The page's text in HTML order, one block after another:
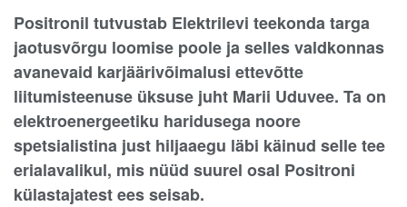
Positronil tutvustab Elektrilevi teekonda targa
jaotusvõrgu loomise poole ja selles valdkonnas
avanevaid karjäärivõimalusi ettevõtte
liitumisteenuse üksuse juht Marii Uduvee. Ta on
elektroenergeetiku haridusega noore
spetsialistina just hiljaaegu läbi käinud selle tee
erialavalikul, mis nüüd suurel osal Positroni
külastajatest ees seisab.